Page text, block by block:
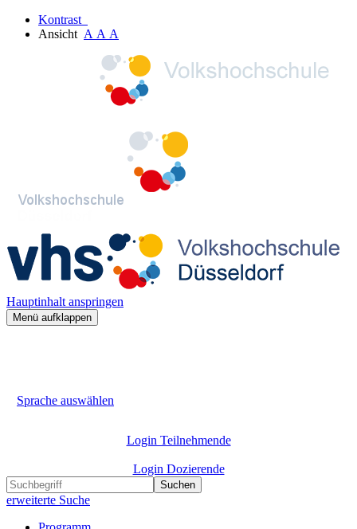
Kontrast
Ansicht A A A
Hauptinhalt anspringen
Menü aufklappen
Sprache auswählen
Login Teilnehmende
Login Dozierende
Suchen
erweiterte Suche